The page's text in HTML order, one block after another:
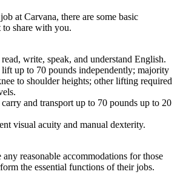
at Carvana, there are some basic
to share with you.
write, speak, and understand English.
up to 70 pounds independently; majority
to shoulder heights; other lifting required
and transport up to 70 pounds up to 20
visual acuity and manual dexterity.
reasonable accommodations for those
the essential functions of their jobs.